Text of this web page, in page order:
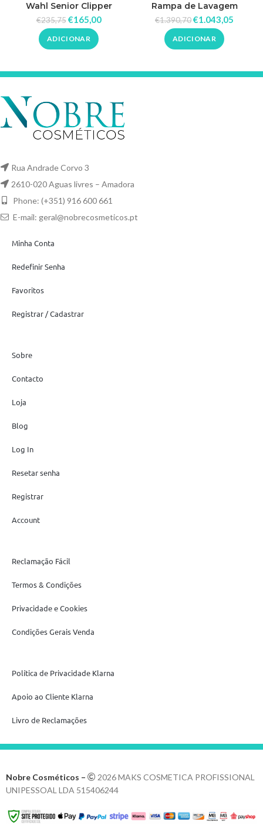
Wahl Senior Clipper
Cordless
€235,75 €165,00
ADICIONAR
Rampa de Lavagem
Tradicional
€1.390,70€1.043,05
ADICIONAR
Rua Andrade Corvo 3
2610-020 Aguas livres – Amadora
Phone: (+351) 916 600 661
E-mail: geral@nobrecosmeticos.pt
Minha Conta
Redefinir Senha
Favoritos
Registrar / Cadastrar
Sobre
Contacto
Loja
Blog
Log In
Resetar senha
Registrar
Account
Reclamação Fácil
Termos & Condições
Privacidade e Cookies
Condições Gerais Venda
Política de Privacidade Klarna
Apoio ao Cliente Klarna
Livro de Reclamações
Nobre Cosméticos –
2026 MAKS COSMETICA PROFISSIONAL
UNIPESSOAL LDA 515406244